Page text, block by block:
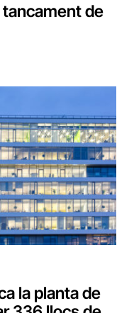
de
la planta de